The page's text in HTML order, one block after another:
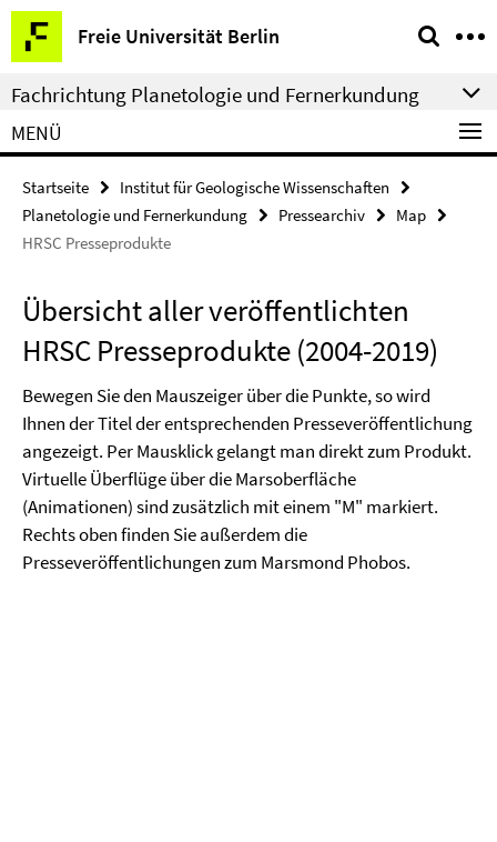
Springe
direkt
zu
Inhalt
Freie Universität Berlin
Service-
Navigation
Fachrichtung Planetologie und Fernerkundung
MENÜ
Startseite
Institut für Geologische Wissenschaften
Planetologie und Fernerkundung
Pressearchiv
Map
HRSC Presseprodukte
Übersicht aller veröffentlichten
HRSC Presseprodukte (2004-2019)
Bewegen Sie den Mauszeiger über die Punkte, so wird
Ihnen der Titel der entsprechenden Presseveröffentlichung
angezeigt. Per Mausklick gelangt man direkt zum Produkt.
Virtuelle Überflüge über die Marsoberfläche
(Animationen) sind zusätzlich mit einem "M" markiert.
Rechts oben finden Sie außerdem die
Presseveröffentlichungen zum Marsmond Phobos.